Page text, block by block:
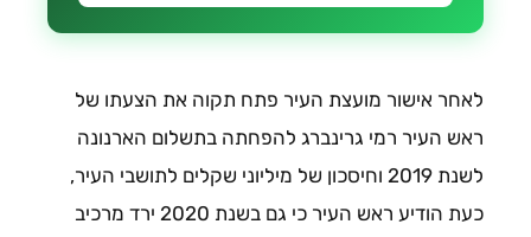
לאחר אישור מועצת העיר פתח תקוה את הצעתו של
ראש העיר רמי גרינברג להפחתה בתשלום הארנונה
לשנת 2019 וחיסכון של מיליוני שקלים לתושבי העיר,
כעת הודיע ראש העיר כי גם בשנת 2020 ירד מרכיב